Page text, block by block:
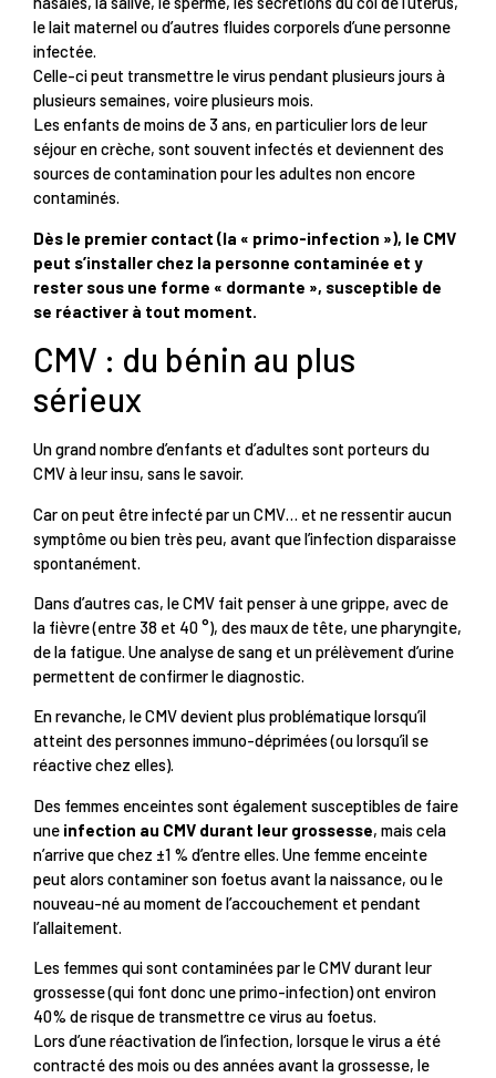
le lait maternel ou d’autres fluides corporels d’une personne
infectée.
Celle-ci peut transmettre le virus pendant plusieurs jours à
plusieurs semaines, voire plusieurs mois.
Les enfants de moins de 3 ans, en particulier lors de leur
séjour en crèche, sont souvent infectés et deviennent des
sources de contamination pour les adultes non encore
contaminés.
Dès le premier contact (la « primo-infection »), le CMV
peut s’installer chez la personne contaminée et y
rester sous une forme « dormante », susceptible de
se réactiver à tout moment.
CMV : du bénin au plus
sérieux
Un grand nombre d’enfants et d’adultes sont porteurs du
CMV à leur insu, sans le savoir.
Car on peut être infecté par un CMV… et ne ressentir aucun
symptôme ou bien très peu, avant que l’infection disparaisse
spontanément.
Dans d’autres cas, le CMV fait penser à une grippe, avec de
la fièvre (entre 38 et 40 °), des maux de tête, une pharyngite,
de la fatigue. Une analyse de sang et un prélèvement d’urine
permettent de confirmer le diagnostic.
En revanche, le CMV devient plus problématique lorsqu’il
atteint des personnes immuno-déprimées (ou lorsqu’il se
réactive chez elles).
Des femmes enceintes sont également susceptibles de faire
une infection au CMV durant leur grossesse, mais cela
n’arrive que chez ±1 % d’entre elles. Une femme enceinte
peut alors contaminer son foetus avant la naissance, ou le
nouveau-né au moment de l’accouchement et pendant
l’allaitement.
Les femmes qui sont contaminées par le CMV durant leur
grossesse (qui font donc une primo-infection) ont environ
40% de risque de transmettre ce virus au foetus.
Lors d’une réactivation de l’infection, lorsque le virus a été
contracté des mois ou des années avant la grossesse, le